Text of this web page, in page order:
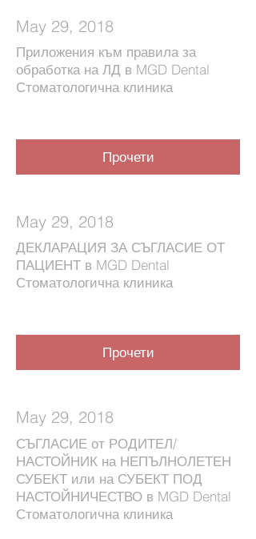
May 29, 2018
Приложения към правила за
обработка на ЛД в MGD Dental
Стоматологична клиника
Прочети
May 29, 2018
ДЕКЛАРАЦИЯ ЗА СЪГЛАСИЕ ОТ
ПАЦИЕНТ в MGD Dental
Стоматологична клиника
Прочети
May 29, 2018
СЪГЛАСИЕ от РОДИТЕЛ/
НАСТОЙНИК на НЕПЪЛНОЛЕТЕН
СУБЕКТ или на СУБЕКТ ПОД
НАСТОЙНИЧЕСТВО в MGD Dental
Стоматологична клиника